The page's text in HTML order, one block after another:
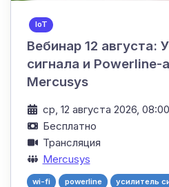
IoT
Вебинар 12 августа:
сигнала и Powerline-
Mercusys
ср, 12 августа 2026,
Бесплатно
Трансляция
Mercusys
wi-fi powerline усилитель